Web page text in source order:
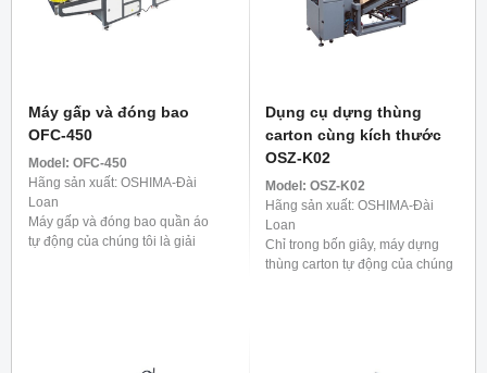
Máy gấp và đóng bao
OFC-450
Model: OFC-450
Hãng sản xuất: OSHIMA-Đài
Loan
Máy gấp và đóng bao quần áo
tự động của chúng tôi là giải
Dụng cụ dựng thùng
carton cùng kích thước
OSZ-K02
Model: OSZ-K02
Hãng sản xuất: OSHIMA-Đài
Loan
Chỉ trong bốn giây, máy dựng
thùng carton tự động của chúng